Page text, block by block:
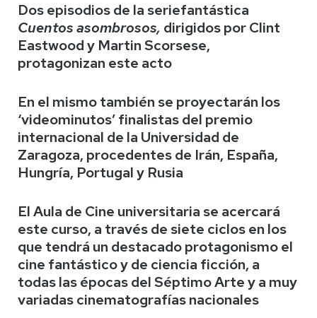
Dos episodios de la seriefantástica
Cuentos asombrosos, dirigidos por Clint
Eastwood y Martin Scorsese,
protagonizan este acto
En el mismo también se proyectarán los
‘videominutos’ finalistas del premio
internacional de la Universidad de
Zaragoza, procedentes de Irán, España,
Hungría, Portugal y Rusia
El Aula de Cine universitaria se acercará
este curso, a través de siete ciclos en los
que tendrá un destacado protagonismo el
cine fantástico y de ciencia ficción, a
todas las épocas del Séptimo Arte y a muy
variadas cinematografías nacionales